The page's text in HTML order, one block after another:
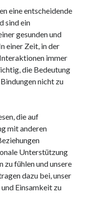
eine entscheidende
sind ein
gesunden und
einer Zeit, in der
immer
die Bedeutung
nicht zu
die auf
mit anderen
Unterstützung
zu fühlen und unsere
dazu bei, unser
Einsamkeit zu